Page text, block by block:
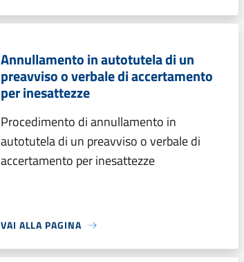
Annullamento in autotutela di un
preavviso o verbale di accertamento
per inesattezze
Procedimento di annullamento in
autotutela di un preavviso o verbale di
accertamento per inesattezze
VAI ALLA PAGINA